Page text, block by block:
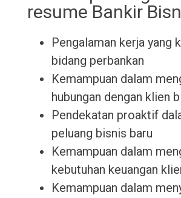
resume Bankir
Pengalaman kerja yang
bidang perbankan
Kemampuan dalam
hubungan dengan klien
Pendekatan proaktif
peluang bisnis baru
Kemampuan dalam
kebutuhan keuangan
Kemampuan dalam